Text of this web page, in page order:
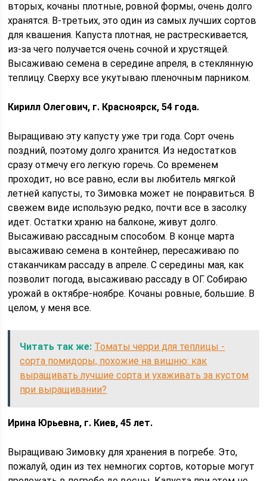
вторых, кочаны плотные, ровной формы, очень долго
хранятся. В-третьих, это один из самых лучших сортов
для квашения. Капуста плотная, не растрескивается,
из-за чего получается очень сочной и хрустящей.
Высаживаю семена в середине апреля, в стеклянную
теплицу. Сверху все укутываю пленочным парником.
Кирилл Олегович, г. Красноярск, 54 года.
Выращиваю эту капусту уже три года. Сорт очень
поздний, поэтому долго хранится. Из недостатков
сразу отмечу его легкую горечь. Со временем
проходит, но все равно, если вы любитель мягкой
летней капусты, то Зимовка может не понравиться. В
свежем виде использую редко, почти все в засолку
идет. Остатки храню на балконе, живут долго.
Высаживаю рассадным способом. В конце марта
высаживаю семена в контейнер, пересаживаю по
стаканчикам рассаду в апреле. С середины мая, как
позволит погода, высаживаю рассаду в ОГ. Собираю
урожай в октябре-ноябре. Кочаны ровные, большие. В
целом, у меня все.
Читать так же: Томаты черри для теплицы -
сорта помидоры, похожие на вишню: как
выращивать лучшие сорта и ухаживать за кустом
при выращивании?
Ирина Юрьевна, г. Киев, 45 лет.
Выращиваю Зимовку для хранения в погребе. Это,
пожалуй, один из тех немногих сортов, которые могут